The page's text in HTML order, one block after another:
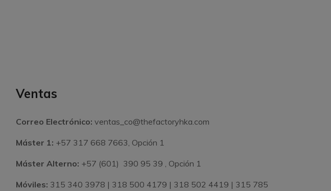
Ventas
Correo Electrónico: ventas_co@thefactoryhka.com
Máster 1: +57 317 668 7663, Opción 1
Máster Alterno: +57 (601) 390 95 39 , Opción 1
Móviles: 315 340 3978 | 318 500 4179 | 318 502 4419 | 315 785